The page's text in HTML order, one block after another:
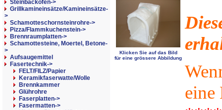
Steinbackofen->
Grillkamineinsätze/Kamineinsätze-
>
Schamotteschornsteinrohre->
Pizza/Flammkuchenstein->
Brennraumplatten->
Schamottesteine, Moertel, Betone-
>
Aufsaugemittel
Fasertechnik->
FELT/FILZ/Papier
Keramikfaserwatte/Wolle
Brennkammer
Glührohre
Faserplatten->
Fasermatten->
Klicken Sie auf das Bild
für eine grössere Abbildung
eine